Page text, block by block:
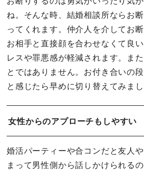
ね。そんな時、結婚相談所ならお
ってくれます。仲介人を介してお
お相手と直接顔を合わせなくて良
レスや罪悪感が軽減されます。ま
とではありません。お付き合いの
と感じたら早めに切り替えてみまし
女性からのアプローチもしやすい
婚活パーティーや合コンだと友人
まって男性側から話しかけられる